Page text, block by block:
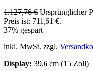
1.127,76€ Ursprünglicher
Preis ist: 711,61 €.
37% gespart
inkl. MwSt. zzgl.
Display: 39,6 cm (15 Zoll)